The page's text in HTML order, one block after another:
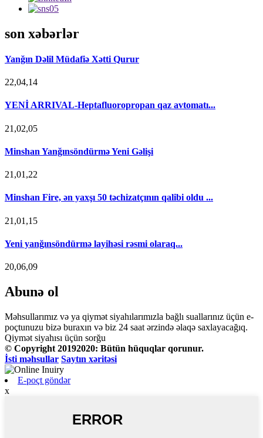
son xəbərlər
Yanğın Dəlil Müdafiə Xətti Qurur
22,04,14
YENİ ARRIVAL-Heptafluoropropan qaz avtomatı...
21,02,05
Minshan Yanğınsöndürmə Yeni Gəlişi
21,01,22
Minshan Fire, ən yaxşı 50 təchizatçının qalibi oldu ...
21,01,15
Yeni yanğınsöndürmə layihəsi rəsmi olaraq...
20,06,09
Abunə ol
Məhsullarımız və ya qiymət siyahılarımızla bağlı suallarınız üçün e-
poçtunuzu bizə buraxın və biz 24 saat ərzində əlaqə saxlayacağıq.
Qiymət siyahısı üçün sorğu
© Copyright 20192020: Bütün hüquqlar qorunur.
İsti məhsullar Saytın xəritəsi
E-poçt göndər
x